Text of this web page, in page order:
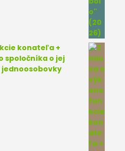
konateľa +
spoločníka o jej